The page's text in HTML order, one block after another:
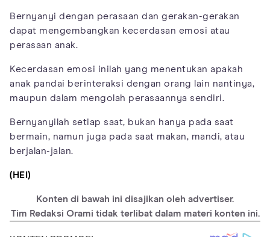
Bernyanyi dengan perasaan dan gerakan-gerakan
dapat mengembangkan kecerdasan emosi atau
perasaan anak.
Kecerdasan emosi inilah yang menentukan apakah
anak pandai berinteraksi dengan orang lain nantinya,
maupun dalam mengolah perasaannya sendiri.
Bernyanyilah setiap saat, bukan hanya pada saat
bermain, namun juga pada saat makan, mandi, atau
berjalan-jalan.
(HEI)
Konten di bawah ini disajikan oleh advertiser.
Tim Redaksi Orami tidak terlibat dalam materi konten ini.